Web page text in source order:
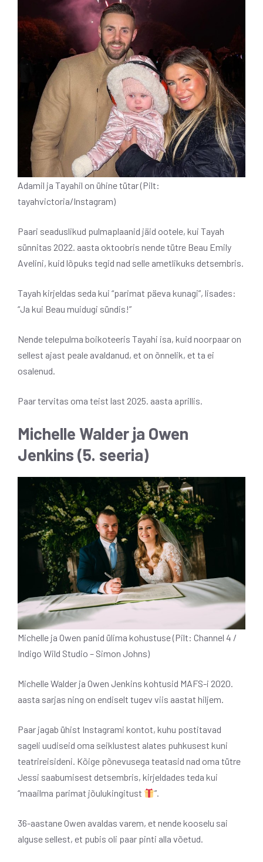
Adamil ja Tayahil on ühine tütar (Pilt:
tayahvictoria/Instagram)
Paari seaduslikud pulmaplaanid jäid ootele, kui Tayah
sünnitas 2022. aasta oktoobris nende tütre Beau Emily
Avelini, kuid lõpuks tegid nad selle ametlikuks detsembris.
Tayah kirjeldas seda kui “parimat päeva kunagi”, lisades:
“Ja kui Beau muidugi sündis!”
Nende telepulma boikoteeris Tayahi isa, kuid noorpaar on
sellest ajast peale avaldanud, et on õnnelik, et ta ei
osalenud.
Paar tervitas oma teist last 2025. aasta aprillis.
Michelle Walder ja Owen
Jenkins (5. seeria)
Michelle ja Owen panid ülima kohustuse (Pilt: Channel 4 /
Indigo Wild Studio – Simon Johns)
Michelle Walder ja Owen Jenkins kohtusid MAFS-i 2020.
aasta sarjas ning on endiselt tugev viis aastat hiljem.
Paar jagab ühist Instagrami kontot, kuhu postitavad
sageli uudiseid oma seiklustest alates puhkusest kuni
teatrireisideni. Kõige põnevusega teatasid nad oma tütre
Jessi saabumisest detsembris, kirjeldades teda kui
“maailma parimat jõulukingitust
”.
36-aastane Owen avaldas varem, et nende kooselu sai
alguse sellest, et pubis oli paar pinti alla võetud.